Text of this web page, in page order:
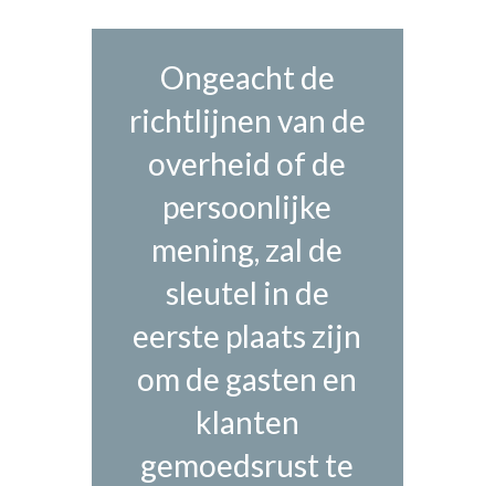
Ongeacht de
richtlijnen van de
overheid of de
persoonlijke
mening, zal de
sleutel in de
eerste plaats zijn
om de gasten en
klanten
gemoedsrust te